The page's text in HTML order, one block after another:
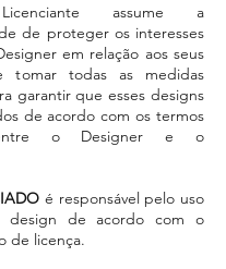
assume a
de proteger os interesses
em relação aos seus
tomar todas as medidas
garantir que esses designs
de acordo com os termos
entre o Designer e o
é responsável pelo uso
design de acordo com o
de licença.